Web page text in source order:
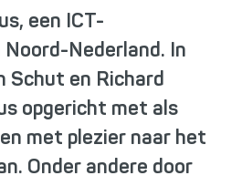
een ICT-
Nederland. In
Schut en Richard
opgericht met als
met plezier naar het
Onder andere door